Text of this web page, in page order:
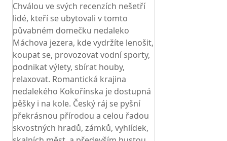
Chválou ve svých recenzích nešetří
lidé, kteří se ubytovali v tomto
půvabném domečku nedaleko
Máchova jezera, kde vydržíte lenošit,
koupat se, provozovat vodní sporty,
podnikat výlety, sbírat houby,
relaxovat. Romantická krajina
nedalekého Kokořínska je dostupná
pěšky i na kole. Český ráj se pyšní
překrásnou přírodou a celou řadou
skvostných hradů, zámků, vyhlídek,